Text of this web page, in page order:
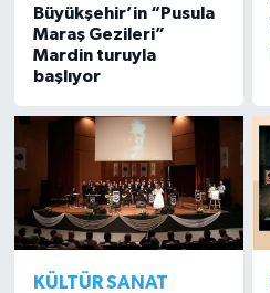
Büyükşehir’in “Pusula
Maraş Gezileri”
Mardin turuyla
başlıyor
KÜLTÜR SANAT